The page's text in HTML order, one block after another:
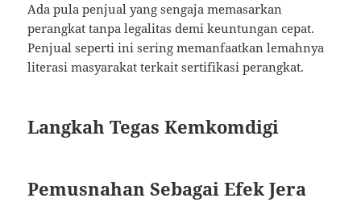
Ada pula penjual yang sengaja memasarkan
perangkat tanpa legalitas demi keuntungan cepat.
Penjual seperti ini sering memanfaatkan lemahnya
literasi masyarakat terkait sertifikasi perangkat.
Langkah Tegas Kemkomdigi
Pemusnahan Sebagai Efek Jera